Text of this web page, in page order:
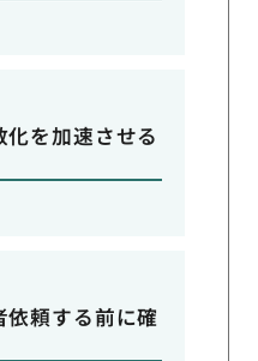
を加速させる
依頼する前に確